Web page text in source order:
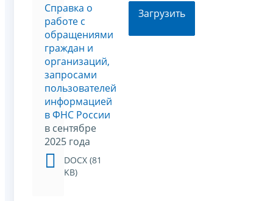
Справка о
работе с
обращениями
граждан и
организаций,
запросами
пользователей
информацией
в ФНС России
в сентябре
2025 года
DOCX (81
KB)
Загрузить